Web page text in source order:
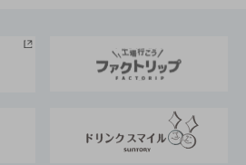
大阪
サステナビリティ経営